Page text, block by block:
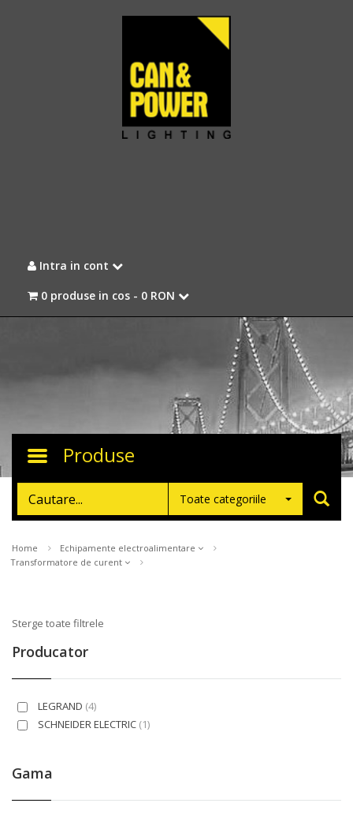
Intra in cont
0 produse in cos - 0 RON
Toggle
Produse
Toate categoriile
Home
Echipamente electroalimentare
Transformatore de curent
Sterge toate filtrele
Producator
LEGRAND (4)
SCHNEIDER ELECTRIC (1)
Gama